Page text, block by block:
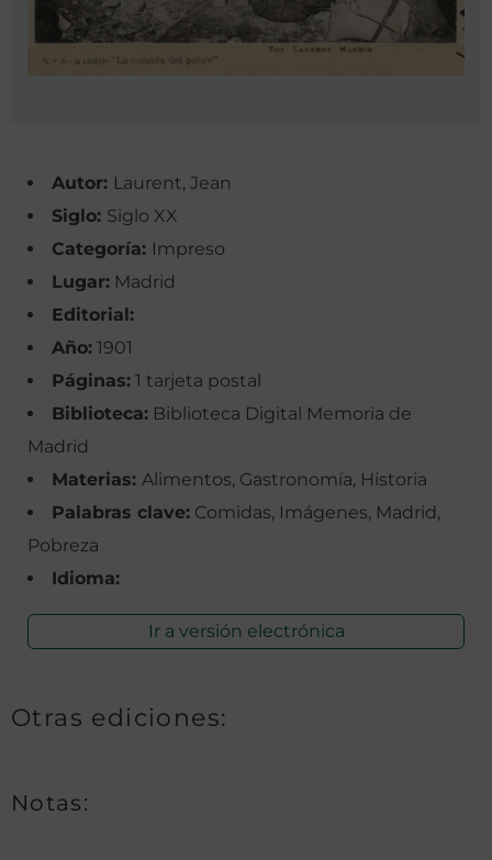
Autor: Laurent, Jean
Siglo: Siglo XX
Categoría: Impreso
Lugar: Madrid
Editorial:
Año: 1901
Páginas: 1 tarjeta postal
Biblioteca: Biblioteca Digital Memoria de
Madrid
Materias: Alimentos, Gastronomía, Historia
Palabras clave: Comidas, Imágenes, Madrid,
Pobreza
Idioma:
Ir a versión electrónica
Otras ediciones:
Notas: